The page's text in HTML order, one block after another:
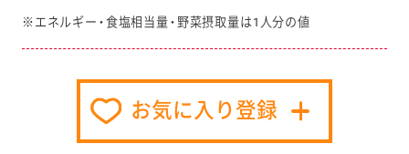
※エネルギー・食塩相当量・野菜摂取量は1人分の値
お気に入り登録